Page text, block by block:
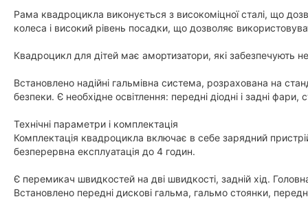
Рама квадроцикла виконується з високоміцної сталі, що
колеса і високий рівень посадки, що дозволяє
Квадроцикл для дітей має амортизатори, які забезпечують
Встановлено надійні гальмівна система, розрахована на
безпеки. Є необхідне освітлення: передні діодні і задні
Технічні параметри і комплектація
Комплектація квадроцикла включає в себе зарядний
безперервна експлуатація до 4 годин.
Є перемикач швидкостей на дві швидкості, задній хід.
Встановлено передні дискові гальма, гальмо стоянки,